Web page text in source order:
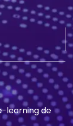
learning de